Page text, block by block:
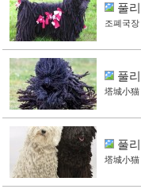
풀리
조폐국장
풀리
塔城小猫
풀리
塔城小猫